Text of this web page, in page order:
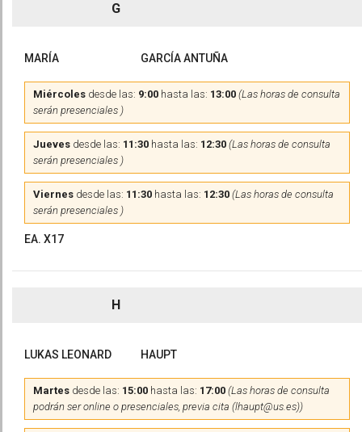
G
MARÍA GARCÍA ANTUÑA
Miércoles desde las: 9:00 hasta las: 13:00 (Las horas de consulta
serán presenciales )
Jueves desde las: 11:30 hasta las: 12:30 (Las horas de consulta
serán presenciales )
Viernes desde las: 11:30 hasta las: 12:30 (Las horas de consulta
serán presenciales )
EA. X17
H
LUKAS LEONARD HAUPT
Martes desde las: 15:00 hasta las: 17:00 (Las horas de consulta
podrán ser online o presenciales, previa cita (lhaupt@us.es))